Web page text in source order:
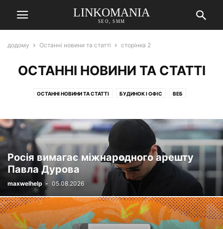
LINKOMANIA
SEO, SMM
додому Останні новини та статті сторінка 2
ОСТАННІ НОВИНИ ТА СТАТТІ
ОСТАННІ НОВИНИ ТА СТАТТІ БУДИНОК І ОФІС ВЕБ
Росія вимагає міжнародного арешту
Павла Дурова
maxwelhelp - 05.08.2026